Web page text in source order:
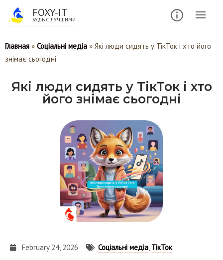
FOXY-IT
БУДЬ С ЛУЧШИМИ
Главная » Соціальні медіа » Які люди сидять у ТікТок і хто його
знімає сьогодні
Які люди сидять у ТікТок і хто
його знімає сьогодні
February 24, 2026 Соціальні медіа, ТікТок